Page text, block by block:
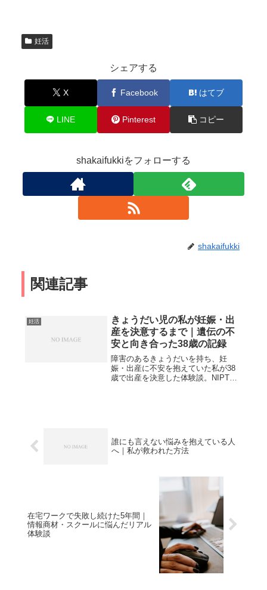
妊活
シェアする
X Facebook はてブ
LINE Pinterest コピー
shakaifukkiをフォローする
shakaifukki
関連記事
妊活
きょうだい児の私が妊娠・出
産を決意するまで｜遺伝の不
安と向き合った38歳の記録
障害のあるきょうだいを持ち、妊
娠・出産に不安を抱えていた私が38
歳で出産を決意した体験談。NIPT検
誰にも言えない悩みを抱えている人
へ｜私が救われた方法
在宅ワークで失敗し続けた5年間｜
情報商材・スクールに悩んだリアル
体験談